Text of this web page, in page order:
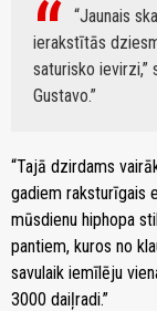
“Jaunais
ierakstītās
saturisko
Gustavo.
“Tajā dzirdams
gadiem raksturīgais
mūsdienu hiphopa
pantiem, kuros no
savulaik iemīlēju
3000 daiļradi.”